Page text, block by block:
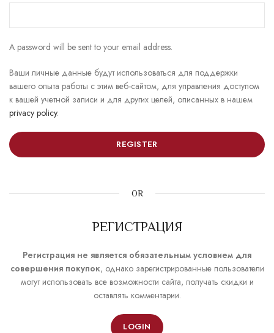
A password will be sent to your email address.
Ваши личные данные будут использоваться для поддержки
вашего опыта работы с этим веб-сайтом, для управления доступом
к вашей учетной записи и для других целей, описанных в нашем
privacy policy.
REGISTER
OR
РЕГИСТРАЦИЯ
Регистрация не является обязательным условием для
совершения покупок, однако зарегистрированные пользователи
могут использовать все возможности сайта, получать скидки и
оставлять комментарии.
LOGIN